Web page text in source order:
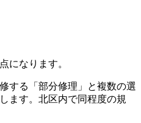
になります。
する「部分修理」と複数の選
ます。北区内で同程度の規